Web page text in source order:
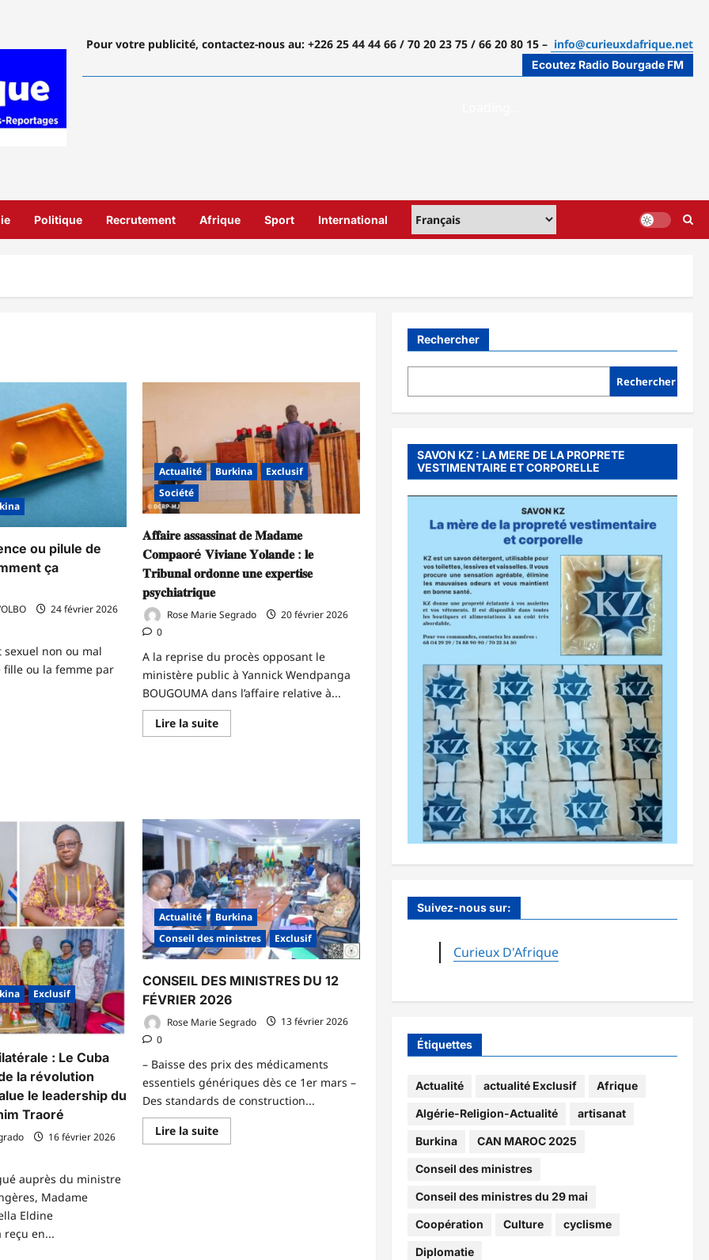
Pour votre publicité, contactez-nous au: +226 25 44 44 66 / 70 20 23 75 / 66 20 80 15 – info@curieuxdafrique.net
Ecoutez Radio Bourgade FM
Politique Recrutement Afrique Sport International
ou pilule de
ça
24 février 2026
non ou mal
ou la femme par
Actualité Burkina
Exclusif
Société
𝐀𝐟𝐟𝐚𝐢𝐫𝐞 𝐚𝐬𝐬𝐚𝐬𝐬𝐢𝐧𝐚𝐭 𝐝𝐞 𝐌𝐚𝐝𝐚𝐦𝐞
𝐂𝐨𝐦𝐩𝐚𝐨𝐫é 𝐕𝐢𝐯𝐢𝐚𝐧𝐞 𝐘𝐨𝐥𝐚𝐧𝐝𝐞 : 𝐥𝐞
𝐓𝐫𝐢𝐛𝐮𝐧𝐚𝐥 𝐨𝐫𝐝𝐨𝐧𝐧𝐞 𝐮𝐧𝐞 𝐞𝐱𝐩𝐞𝐫𝐭𝐢𝐬𝐞
𝐩𝐬𝐲𝐜𝐡𝐢𝐚𝐭𝐫𝐢𝐪𝐮𝐞
Rose Marie Segrado
20 février 2026
0
A la reprise du procès opposant le
ministère public à Yannick Wendpanga
BOUGOUMA dans l’affaire relative à...
Lire la suiteEn
savoir
𝐕𝐢𝐯𝐢𝐚𝐧𝐞
𝐘𝐨𝐥𝐚𝐧𝐝𝐞
:
𝐥𝐞
𝐓𝐫𝐢𝐛𝐮𝐧𝐚𝐥
𝐨𝐫𝐝𝐨𝐧𝐧𝐞
𝐮𝐧𝐞
𝐞𝐱𝐩𝐞𝐫𝐭𝐢𝐬𝐞
𝐩𝐬𝐲𝐜𝐡𝐢𝐚𝐭𝐫𝐢𝐪𝐮𝐞
Exclusif
: Le Cuba
la révolution
le leadership du
Traoré
16 février 2026
auprès du ministre
Madame
Eldine
reçu en...
Actualité
Burkina
Conseil des ministres
Exclusif
CONSEIL DES MINISTRES DU 12
FÉVRIER 2026
Rose Marie Segrado
13 février 2026
0
– Baisse des prix des médicaments
essentiels génériques dès ce 1er mars –
Des standards de construction...
Lire la suiteEn
savoir
Rechercher
Rechercher
SAVON KZ : LA MERE DE LA PROPRETE
VESTIMENTAIRE ET CORPORELLE
Suivez-nous sur:
Curieux D'Afrique
Étiquettes
Actualité actualité Exclusif Afrique
Algérie-Religion-Actualité artisanat
Burkina CAN MAROC 2025
Conseil des ministres
Conseil des ministres du 29 mai
Coopération Culture cyclisme
Diplomatie